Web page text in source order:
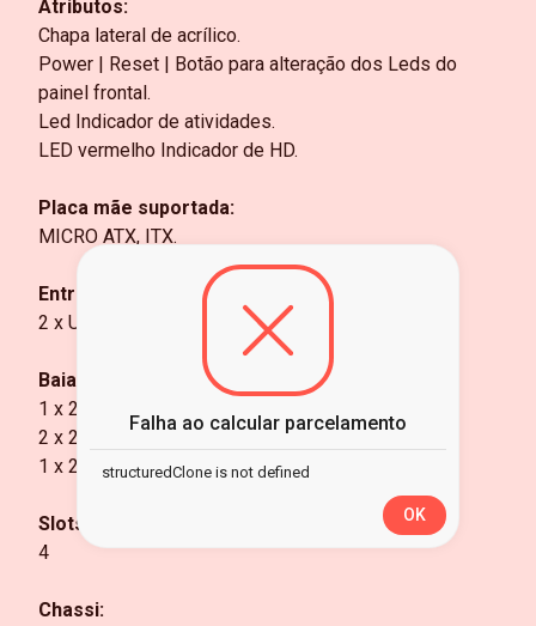
Atributos:
Chapa lateral de acrílico.
Power | Reset | Botão para alteração dos Leds do
painel frontal.
Led Indicador de atividades.
LED vermelho Indicador de HD.
Placa mãe suportada:
MICRO ATX, ITX.
Entradas:
2 x USB 2.0
Baias internas:
1 x 2.5" ou 3.5" Inferior
2 x 2.5" atrás da placa mãe
1 x 2.5" ou 3.5" frontal
Slots de expansão:
4
Chassi:
Falha ao calcular parcelamento
structuredClone is not defined
OK